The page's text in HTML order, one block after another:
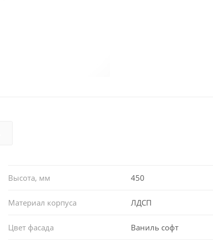
Высота, мм 450
Материал корпуса ЛДСП
Цвет фасада Ваниль софт